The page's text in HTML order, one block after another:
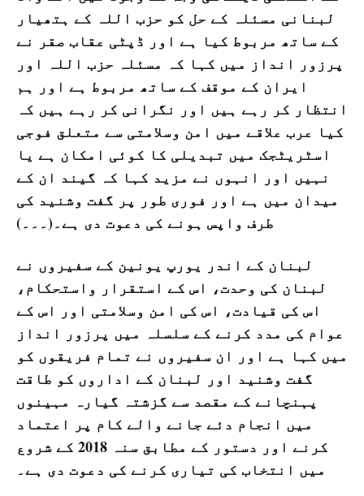
لبنانی مسئلہ کے حل کو حزب اللہ کے ہتھیار
کے ساتھ مربوط کیا ہے اور ڈپٹی عقاب صقر نے
پرزور انداز میں کہا کہ مسئلہ حزب اللہ اور
ایران کے موقف کے ساتھ مربوط ہے اور ہم
انتظار کر رہے ہیں اور نگرانی کر رہے ہیں کہ
کیا عرب علاقے میں امن وسلامتی سے متعلق فوجی
اسٹریٹجک میں تبدیلی کا کوئی امکان ہے یا
نہیں اور انہوں نے مزید کہا کہ گیند ان کے
میدان میں ہے اور فوری طور پر گفت وشنید کی
طرف واپس ہونے کی دعوت دی ہے۔(۔۔۔)
لبنان کے اندر یورپ یونین کے سفیروں نے
لبنان کی وحدت، اس کے استقرار واستحکام،
اس کی قیادت، اس کی امن وسلامتی اور اس کے
عوام کی مدد کرنے کے سلسلہ میں پرزور انداز
میں کہا ہے اور ان سفیروں نے تمام فریقوں کو
گفت وشنید اور لبنان کے اداروں کو طاقت
پہنچانے کے مقصد سے گزشتہ گیارہ مہینوں
میں انجام دئے جانے والے کام پر اعتماد
کرنے اور دستور کے مطابق سنہ 2018 کے شروع
میں انتخاب کی تیاری کرنے کی دعوت دی ہے۔